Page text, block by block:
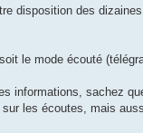
disposition des
le mode écouté
informations, sachez
les écoutes, mais